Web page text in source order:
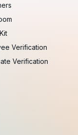
Verification
Verification